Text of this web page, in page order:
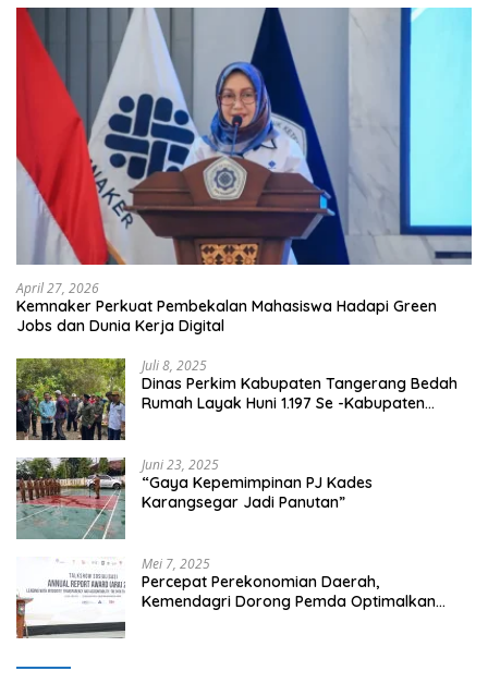
April 27, 2026
Kemnaker Perkuat Pembekalan Mahasiswa Hadapi Green
Jobs dan Dunia Kerja Digital
Juli 8, 2025
Dinas Perkim Kabupaten Tangerang Bedah
Rumah Layak Huni 1.197 Se -Kabupaten
Juni 23, 2025
“Gaya Kepemimpinan PJ Kades
Karangsegar Jadi Panutan”
Mei 7, 2025
Percepat Perekonomian Daerah,
Kemendagri Dorong Pemda Optimalkan